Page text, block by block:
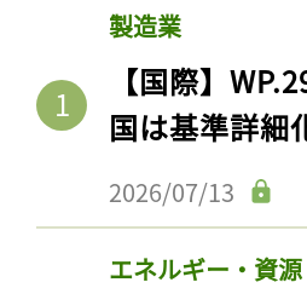
製造業
【国際】
国は基準詳細
2026/07/13
エネルギー・資源